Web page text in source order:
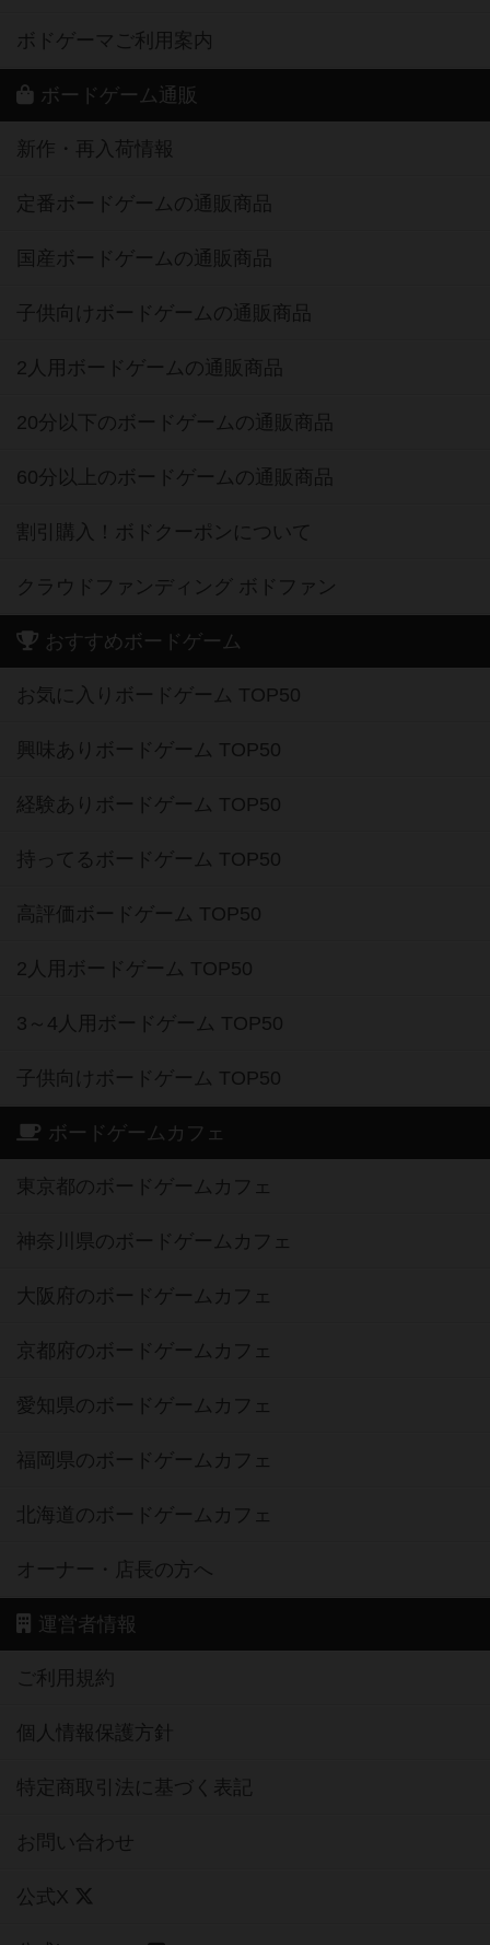
ボドゲーマご利用案内
ボードゲーム通販
新作・再入荷情報
定番ボードゲームの通販商品
国産ボードゲームの通販商品
子供向けボードゲームの通販商品
2人用ボードゲームの通販商品
20分以下のボードゲームの通販商品
60分以上のボードゲームの通販商品
割引購入！ボドクーポンについて
クラウドファンディング ボドファン
おすすめボードゲーム
お気に入りボードゲーム TOP50
興味ありボードゲーム TOP50
経験ありボードゲーム TOP50
持ってるボードゲーム TOP50
高評価ボードゲーム TOP50
2人用ボードゲーム TOP50
3～4人用ボードゲーム TOP50
子供向けボードゲーム TOP50
ボードゲームカフェ
東京都のボードゲームカフェ
神奈川県のボードゲームカフェ
大阪府のボードゲームカフェ
京都府のボードゲームカフェ
愛知県のボードゲームカフェ
福岡県のボードゲームカフェ
北海道のボードゲームカフェ
オーナー・店長の方へ
運営者情報
ご利用規約
個人情報保護方針
特定商取引法に基づく表記
お問い合わせ
公式X